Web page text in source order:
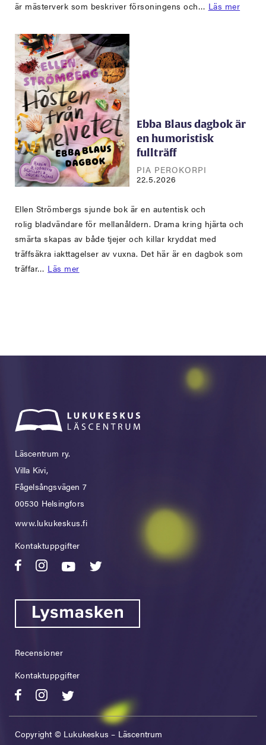
är mästerverk som beskriver försoningens och… Läs mer
Ebba Blaus dagbok är
en humoristisk
fullträff
PIA PEROKORPI
22.5.2026
Ellen Strömbergs sjunde bok är en autentisk och
rolig bladvändare för mellanåldern. Drama kring hjärta och
smärta skapas av både tjejer och killar kryddat med
träffsäkra iakttagelser av vuxna. Det här är en dagbok som
träffar… Läs mer
Läscentrum ry.
Villa Kivi,
Fågelsångsvägen 7
00530 Helsingfors
www.lukukeskus.fi
Kontaktuppgifter
Recensioner
Kontaktuppgifter
Copyright © Lukukeskus – Läscentrum